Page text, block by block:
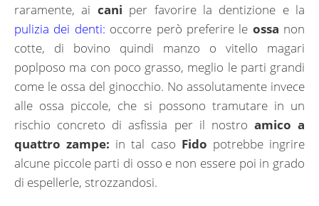
raramente, ai cani per favorire la dentizione e la
pulizia dei denti: occorre però preferire le ossa non
cotte, di bovino quindi manzo o vitello magari
poplposo ma con poco grasso, meglio le parti grandi
come le ossa del ginocchio. No assolutamente invece
alle ossa piccole, che si possono tramutare in un
rischio concreto di asfissia per il nostro amico a
quattro zampe: in tal caso Fido potrebbe ingrire
alcune piccole parti di osso e non essere poi in grado
di espellerle, strozzandosi.